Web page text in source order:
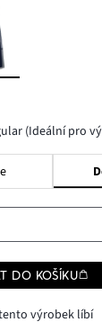
(Ideální pro
DO KOŠÍKU
výrobek líbí